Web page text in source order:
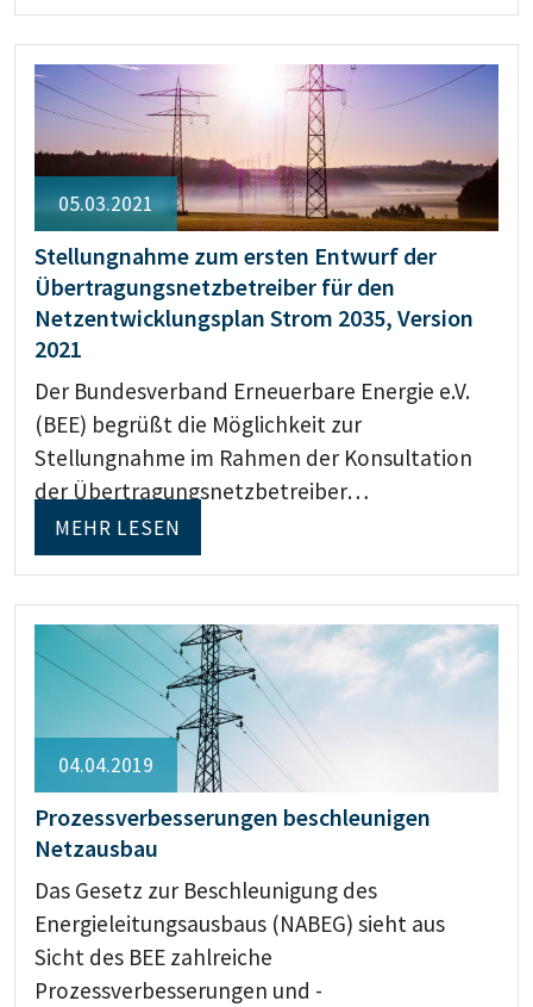
05.03.2021
Stellungnahme zum ersten Entwurf der
Übertragungsnetzbetreiber für den
Netzentwicklungsplan Strom 2035, Version
2021
Der Bundesverband Erneuerbare Energie e.V.
(BEE) begrüßt die Möglichkeit zur
Stellungnahme im Rahmen der Konsultation
der Übertragungsnetzbetreiber…
MEHR LESEN
04.04.2019
Prozessverbesserungen beschleunigen
Netzausbau
Das Gesetz zur Beschleunigung des
Energieleitungsausbaus (NABEG) sieht aus
Sicht des BEE zahlreiche
Prozessverbesserungen und -